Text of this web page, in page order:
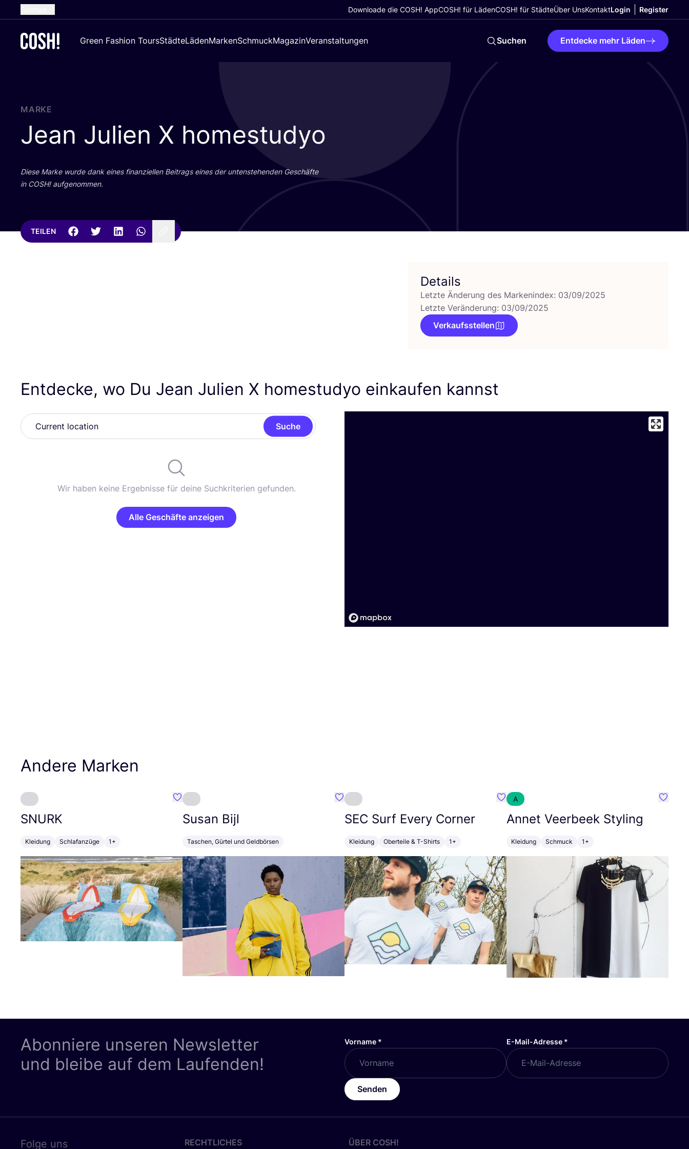
Dutch
Croatian
Downloade die COSH! AppCOSH! für LädenCOSH! für StädteÜber UnsKontaktLogin Register
Green Fashion ToursStädteLädenMarkenSchmuckMagazinVeranstaltungen Suchen Entdecke mehr Läden
MARKE
Jean Julien X homestudyo
Die­se Mar­ke wur­de dank eines finan­zi­el­len Bei­trags eines der unten­ste­hen­den Geschäf­te
in COSH! aufgenommen.
TEILEN
Details
Letzte Änderung des Markenindex: 03/09/2025
Letzte Veränderung: 03/09/2025
Verkaufsstellen
Entdecke, wo Du Jean Julien X homestudyo einkaufen kannst
Suche
Wir haben keine Ergebnisse für deine Suchkriterien gefunden.
Alle Geschäfte anzeigen
Andere Marken
SNURK
Kleidung Schlafanzüge 1+
Favorit SNURK
Susan Bijl
Taschen, Gürtel und Geldbörsen
Favorit Susan Bijl
SEC Surf Every Corner
Kleidung Oberteile & T-Shirts 1+
Favorit SEC Surf Every Corner
A
Annet Veerbeek Styling
Kleidung Schmuck 1+
Favorit
Abonniere unseren Newsletter
und bleibe auf dem Laufenden!
Vorname * E-Mail-Adresse *
Senden
Folge uns RECHTLICHES ÜBER COSH!